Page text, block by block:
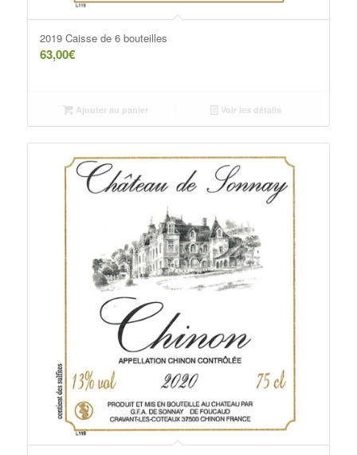
2019 Caisse de 6 bouteilles
63,00€
Ajouter au panier Voir les détails